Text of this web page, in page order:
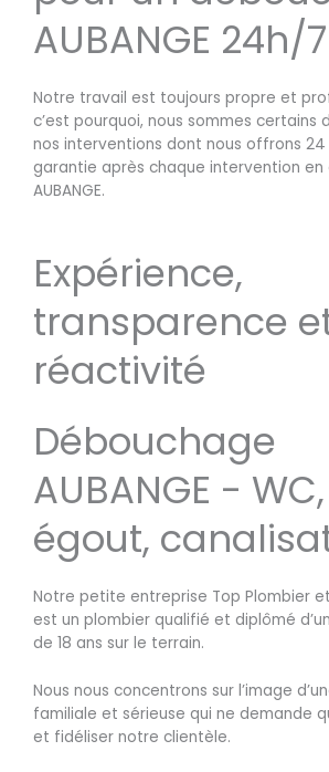
AUBANGE 24h/7
Notre travail est toujours propre et
c’est pourquoi, nous sommes certains
nos interventions dont nous offrons 24
garantie après chaque intervention
AUBANGE.
Expérience,
transparence
réactivité
Débouchage
AUBANGE -
égout,
Notre petite entreprise Top Plombier
est un plombier qualifié et diplômé
de 18 ans sur le terrain.
Nous nous concentrons sur l’image
familiale et sérieuse qui ne demande
et fidéliser notre clientèle.